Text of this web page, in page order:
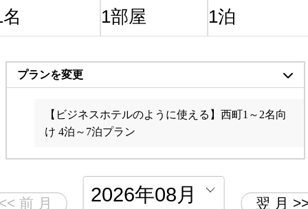
プランを変更
【ビジネスホテルのように使える】西町1～2名向け 1
泊～3泊
【ビジネスホテルのように使える】西町1～2名向
け 4泊～7泊プラン
西町1～2名向け 8泊～14泊プラン
西町1～2名向け15泊～21泊プラン
西町1～2名向け 22泊～28泊プラン
西町1～2名向け 29泊～プラン